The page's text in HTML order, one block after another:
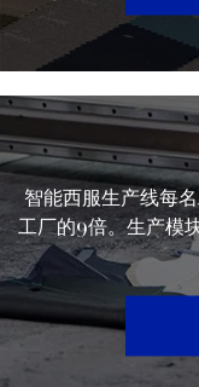
智能西服生产线每
工厂的9倍。生产模